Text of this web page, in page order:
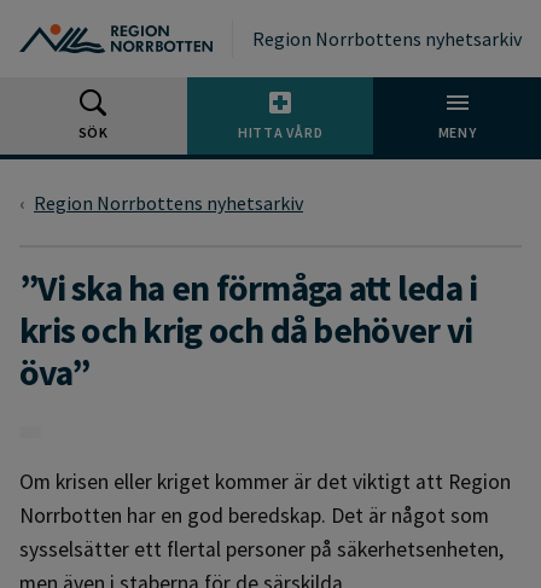
Region Norrbottens nyhetsarkiv
SÖK HITTA VÅRD MENY
Region Norrbottens nyhetsarkiv
”Vi ska ha en förmåga att leda i
kris och krig och då behöver vi
öva”
Om krisen eller kriget kommer är det viktigt att Region
Norrbotten har en god beredskap. Det är något som
sysselsätter ett flertal personer på säkerhetsenheten,